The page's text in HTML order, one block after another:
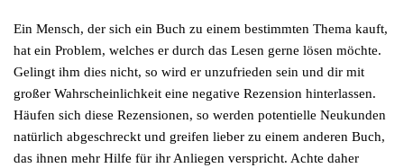
Ein Mensch, der sich ein Buch zu einem bestimmten Thema kauft,
hat ein Problem, welches er durch das Lesen gerne lösen möchte.
Gelingt ihm dies nicht, so wird er unzufrieden sein und dir mit
großer Wahrscheinlichkeit eine negative Rezension hinterlassen.
Häufen sich diese Rezensionen, so werden potentielle Neukunden
natürlich abgeschreckt und greifen lieber zu einem anderen Buch,
das ihnen mehr Hilfe für ihr Anliegen verspricht. Achte daher